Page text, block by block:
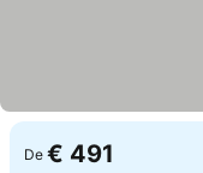
De € 491